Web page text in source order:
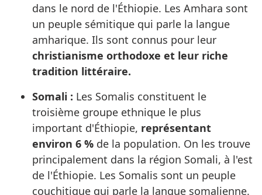
dans le nord de l'Éthiopie. Les Amhara sont
un peuple sémitique qui parle la langue
amharique. Ils sont connus pour leur
christianisme orthodoxe et leur riche
tradition littéraire.
Somali : Les Somalis constituent le
troisième groupe ethnique le plus
important d'Éthiopie, représentant
environ 6 % de la population. On les trouve
principalement dans la région Somali, à l'est
de l'Éthiopie. Les Somalis sont un peuple
couchitique qui parle la langue somalienne.